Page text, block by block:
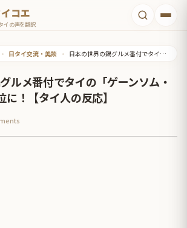
コエ
イの声を翻訳
• 日タイ交流・美談 • 日本の世界の鍋グルメ番付でタイの「ゲーンソム・ペッ・サ」が1位に！【タイ人の反応】
ルメ番付でタイの「ゲーンソム・
！【タイ人の反応】